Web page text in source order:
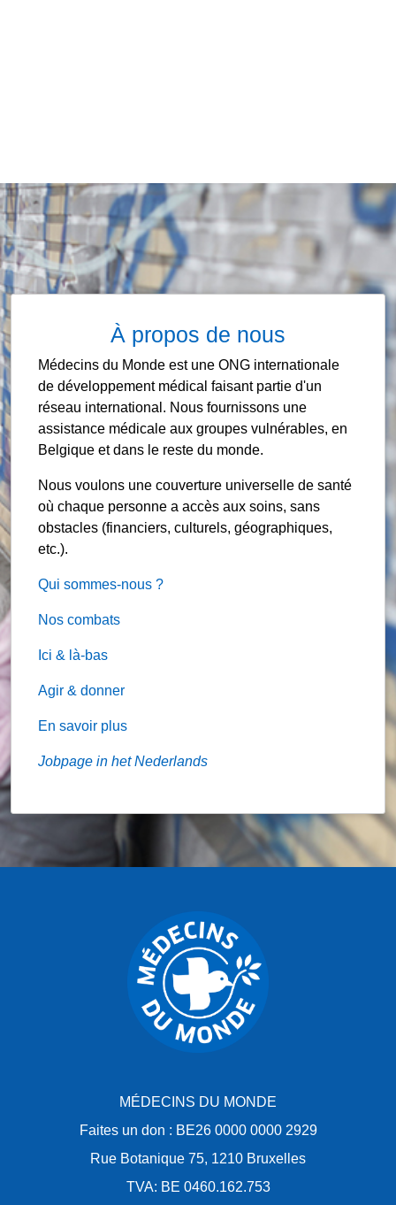
À propos de nous
Médecins du Monde est une ONG internationale
de développement médical faisant partie d'un
réseau international. Nous fournissons une
assistance médicale aux groupes vulnérables, en
Belgique et dans le reste du monde.
Nous voulons une couverture universelle de santé
où chaque personne a accès aux soins, sans
obstacles (financiers, culturels, géographiques,
etc.).
Qui sommes-nous ?
Nos combats
Ici & là-bas
Agir & donner
En savoir plus
Jobpage in het Nederlands
MÉDECINS DU MONDE
Faites un don : BE26 0000 0000 2929
Rue Botanique 75, 1210 Bruxelles
TVA: BE 0460.162.753